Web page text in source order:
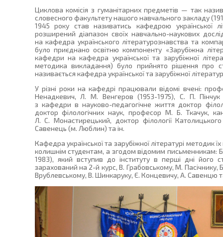
Циклова комісія з гуманітарних предметів — так
словесного факультету нашого навчального закладу
1945 року став називатись кафедрою української
розширений діапазон своїх навчально-наукових
на кафедра українського літературознавства та
було приєднано освітню компоненту «Зарубіжна
кафедри на кафедра української та зарубіжної
методика викладання) було прийнято рішення про
називається кафедра української та зарубіжної
У різні роки на кафедрі працювали відомі вчені:
Ненадкевич, Л. М. Венгеров (1953-1975), С. П. Пінчук
з кафедри в науково-педагогічне життя доктор
доктор філологічних наук, професор М. Б. Ткачук,
Л. С. Монастирецький, доктор філології
Савенець (м. Люблин) та ін.
Кафедра української та зарубіжної літературі методик
колишнім студентам, а згодом відомим письменникам:
1983), який вступив до інституту в перші дні його
зарахований на 2-й курс, В. Грабовському, М. Пасічнику,
Врублевському, В. Шинкаруку, Є. Концевичу, А. Савенцю